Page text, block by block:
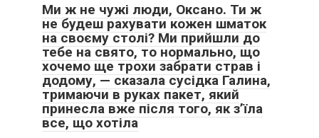
Ми ж не чужі люди, Оксано. Ти ж
не будеш рахувати кожен шматок
на своєму столі? Ми прийшли до
тебе на свято, то нормально, що
хочемо ще трохи забрати страв і
додому, — сказала сусідка Галина,
тримаючи в руках пакет, який
принесла вже після того, як з’їла
все, що хотіла